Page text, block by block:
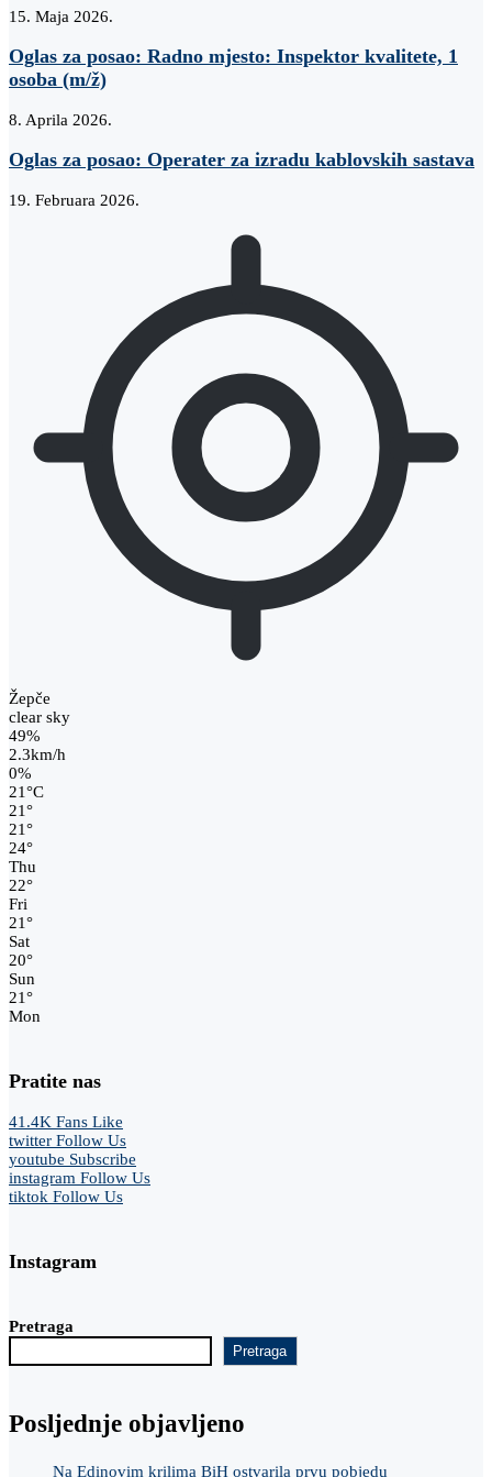
15. Maja 2026.
Oglas za posao: Radno mjesto: Inspektor kvalitete, 1
osoba (m/ž)
8. Aprila 2026.
Oglas za posao: Operater za izradu kablovskih sastava
19. Februara 2026.
Žepče
clear sky
49%
2.3km/h
0%
21°C
21°
21°
24°
Thu
22°
Fri
21°
Sat
20°
Sun
21°
Mon
Pratite nas
41.4K Fans Like
twitter Follow Us
youtube Subscribe
instagram Follow Us
tiktok Follow Us
Instagram
Pretraga
Pretraga
Posljednje objavljeno
Na Edinovim krilima BiH ostvarila prvu pobjedu